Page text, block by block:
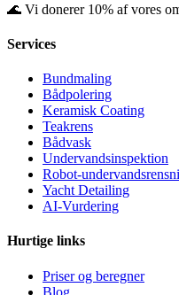
🌊 Vi donerer 10% af vores
Services
Bundmaling
Bådpolering
Keramisk Coating
Teakrens
Bådvask
Undervandsinspektion
Robot-
Yacht Detailing
AI-Vurdering
Hurtige links
Priser og beregner
Blog